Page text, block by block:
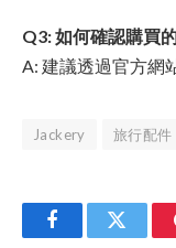
Q3: 如何確認購買
A: 建議透過官方網
Jackery 旅行配件
FacebookTwitter